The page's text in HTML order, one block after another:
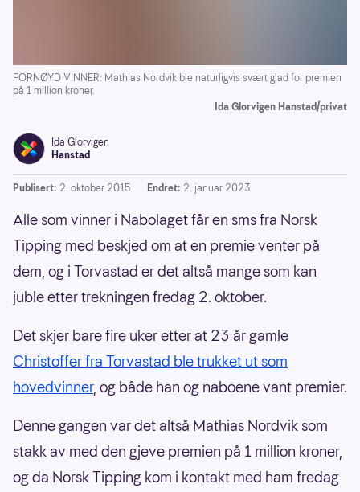
FORNØYD VINNER: Mathias Nordvik ble naturligvis svært glad for premien
på 1 million kroner.
Ida Glorvigen Hanstad/privat
Ida Glorvigen
Hanstad
Publisert: 2. oktober 2015 Endret: 2. januar 2023
Alle som vinner i Nabolaget får en sms fra Norsk
Tipping med beskjed om at en premie venter på
dem, og i Torvastad er det altså mange som kan
juble etter trekningen fredag 2. oktober.
Det skjer bare fire uker etter at 23 år gamle
Christoffer fra Torvastad ble trukket ut som
hovedvinner, og både han og naboene vant premier.
Denne gangen var det altså Mathias Nordvik som
stakk av med den gjeve premien på 1 million kroner,
og da Norsk Tipping kom i kontakt med ham fredag